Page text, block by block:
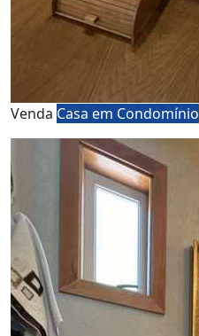
Venda Casa em Condomínio